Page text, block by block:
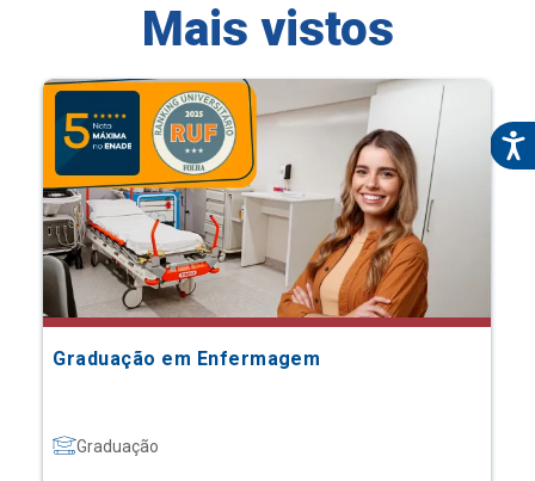
Mais vistos
Graduação em Enfermagem
Graduação